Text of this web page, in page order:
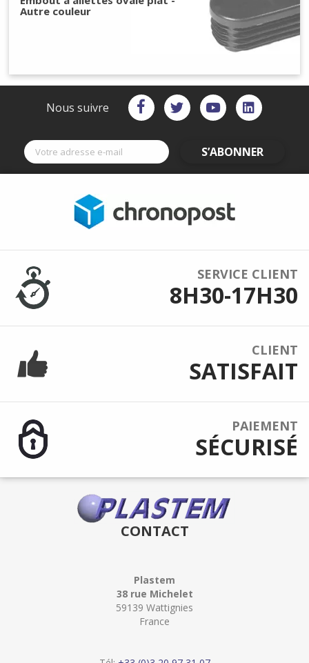
Autre couleur
Nous suivre
S’ABONNER
SERVICE CLIENT
8H30-17H30
CLIENT
SATISFAIT
PAIEMENT
SÉCURISÉ
CONTACT
Plastem
38 rue Michelet
59139 Wattignies
France